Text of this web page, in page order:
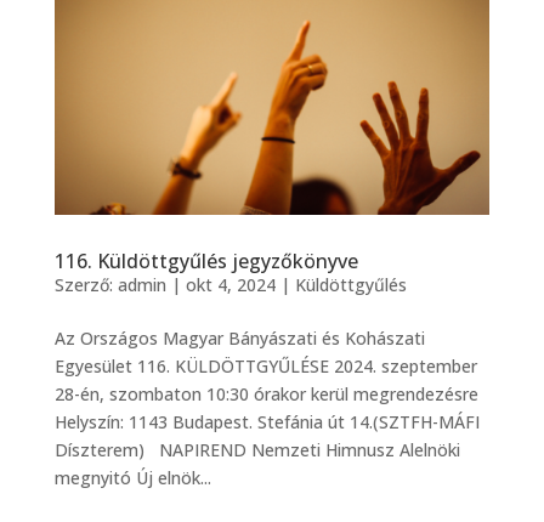
116. Küldöttgyűlés jegyzőkönyve
Szerző: admin | okt 4, 2024| Küldöttgyűlés
Az Országos Magyar Bányászati és Kohászati
Egyesület 116. KÜLDÖTTGYŰLÉSE 2024. szeptember
28-én, szombaton 10:30 órakor kerül megrendezésre
Helyszín: 1143 Budapest. Stefánia út 14.(SZTFH-MÁFI
Díszterem) NAPIREND Nemzeti Himnusz Alelnöki
megnyitó Új elnök...